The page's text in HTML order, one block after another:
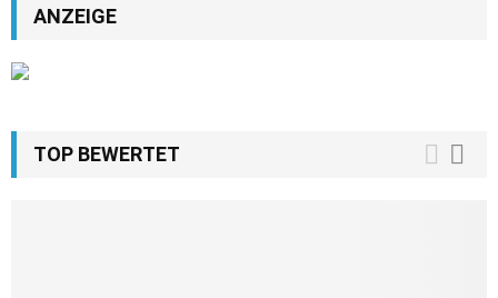
ANZEIGE
TOP BEWERTET